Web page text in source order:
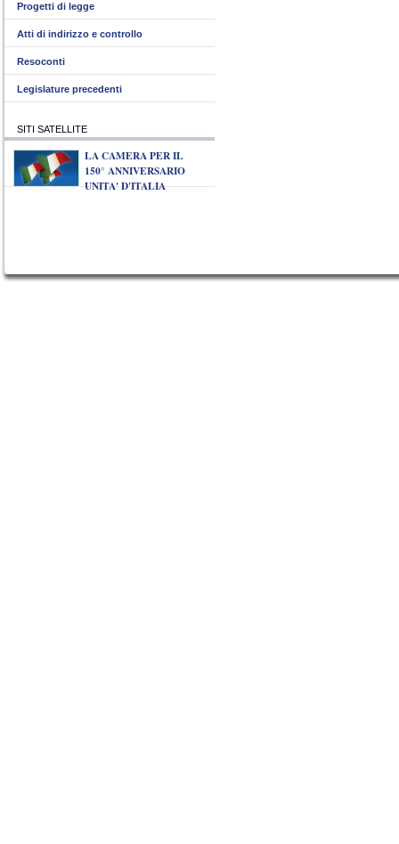
Progetti di legge
Atti di indirizzo e controllo
Resoconti
Legislature precedenti
SITI SATELLITE
LA CAMERA PER IL
150° ANNIVERSARIO
UNITA' D'ITALIA